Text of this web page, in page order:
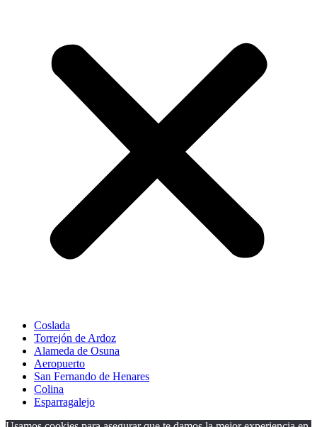
Coslada
Torrejón de Ardoz
Alameda de Osuna
Aeropuerto
San Fernando de Henares
Colina
Esparragalejo